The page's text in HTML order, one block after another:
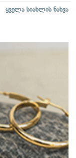
ყველა სიახლის ნახვა